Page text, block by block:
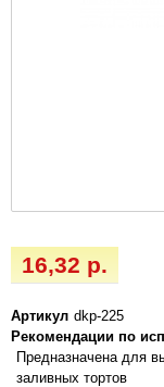
16,32 р.
Артикул dkp-225
Рекомендации по
Предназначена для
заливных тортов